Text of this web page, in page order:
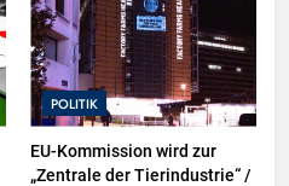
POLITIK
EU-Kommission wird zur
„Zentrale der Tierindustrie“ /